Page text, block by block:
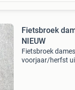
Fietsbroek
NIEUW
Fietsbroek
voorjaar/herfst